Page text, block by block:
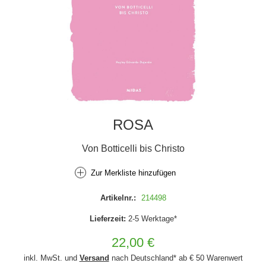
ROSA
Von Botticelli bis Christo
Zur Merkliste hinzufügen
Artikelnr.: 214498
Lieferzeit: 2-5 Werktage*
22,00 €
inkl. MwSt. und Versand nach Deutschland* ab € 50 Warenwert